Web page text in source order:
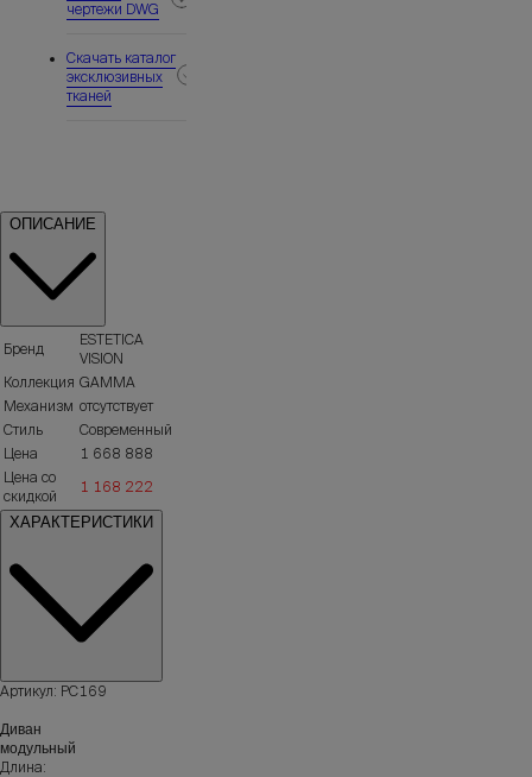
чертежи DWG
Скачать каталог
эксклюзивных
тканей
ОПИСАНИЕ
Бренд
ESTETICA
VISION
Коллекция GAMMA
Механизм отсутствует
Стиль
Современный
Цена
1 668 888
Цена со
скидкой
1 168 222
ХАРАКТЕРИСТИКИ
Артикул: РС169
Диван
модульный
Длина: